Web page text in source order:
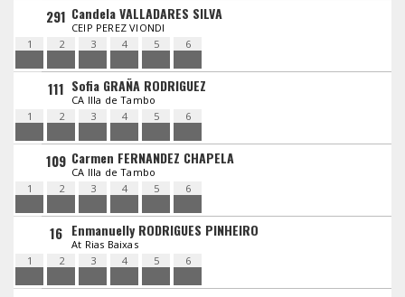
291 Candela VALLADARES SILVA
CEIP PEREZ VIONDI
1
2 3 4 5 6
111 Sofia GRAÑA RODRIGUEZ
CA Illa de Tambo
1
2 3 4 5 6
109 Carmen FERNANDEZ CHAPELA
CA Illa de Tambo
1
2 3 4 5 6
16 Enmanuelly RODRIGUES PINHEIRO
At Rias Baixas
1
2 3 4 5 6